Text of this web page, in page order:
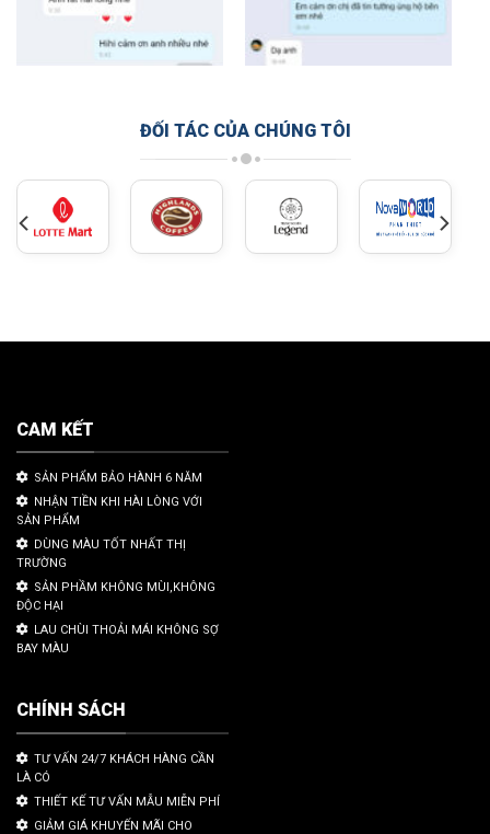
ĐỐI TÁC CỦA CHÚNG TÔI
CAM KẾT
SẢN PHẨM BẢO HÀNH 6 NĂM
NHẬN TIỀN KHI HÀI LÒNG VỚI
SẢN PHẨM
DÙNG MÀU TỐT NHẤT THỊ
TRƯỜNG
SẢN PHẦM KHÔNG MÙI,KHÔNG
ĐỘC HẠI
LAU CHÙI THOẢI MÁI KHÔNG SỢ
BAY MÀU
CHÍNH SÁCH
TƯ VẤN 24/7 KHÁCH HÀNG CẦN
LÀ CÓ
THIẾT KẾ TƯ VẤN MẪU MIỄN PHÍ
GIẢM GIÁ KHUYẾN MÃI CHO